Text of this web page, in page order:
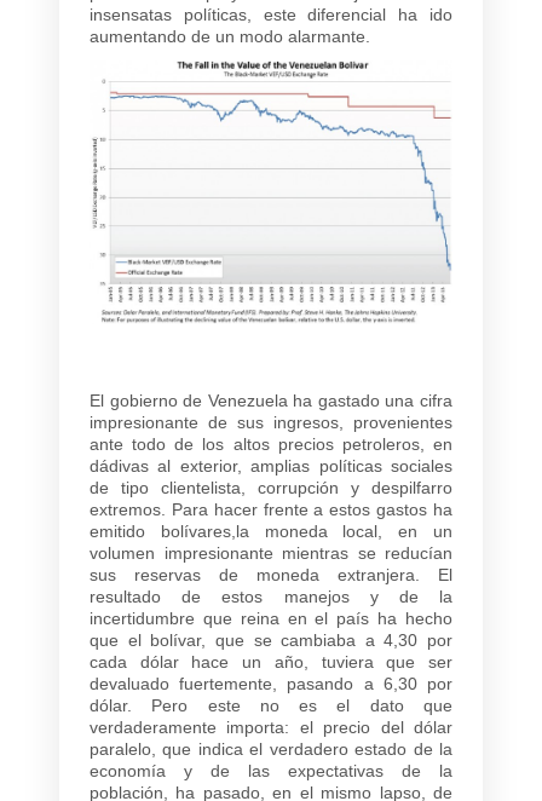
insensatas políticas, este diferencial ha ido
aumentando de un modo alarmante.
El gobierno de Venezuela ha gastado una cifra
impresionante de sus ingresos, provenientes
ante todo de los altos precios petroleros, en
dádivas al exterior, amplias políticas sociales
de tipo clientelista, corrupción y despilfarro
extremos. Para hacer frente a estos gastos ha
emitido bolívares,la moneda local, en un
volumen impresionante mientras se reducían
sus reservas de moneda extranjera. El
resultado de estos manejos y de la
incertidumbre que reina en el país ha hecho
que el bolívar, que se cambiaba a 4,30 por
cada dólar hace un año, tuviera que ser
devaluado fuertemente, pasando a 6,30 por
dólar. Pero este no es el dato que
verdaderamente importa: el precio del dólar
paralelo, que indica el verdadero estado de la
economía y de las expectativas de la
población, ha pasado, en el mismo lapso, de